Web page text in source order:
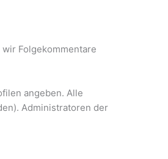
Folgekommentare
angeben. Alle
Administratoren der